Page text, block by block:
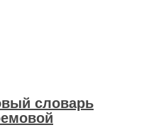
словарь